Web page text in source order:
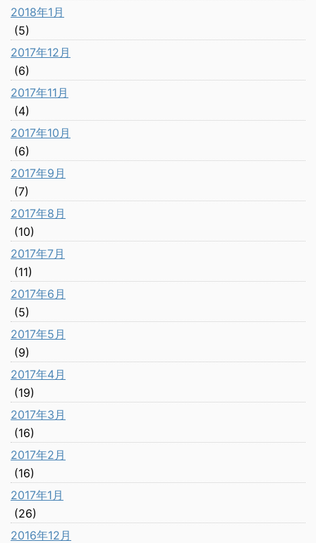
2018年1月
(5)
2017年12月
(6)
2017年11月
(4)
2017年10月
(6)
2017年9月
(7)
2017年8月
(10)
2017年7月
(11)
2017年6月
(5)
2017年5月
(9)
2017年4月
(19)
2017年3月
(16)
2017年2月
(16)
2017年1月
(26)
2016年12月